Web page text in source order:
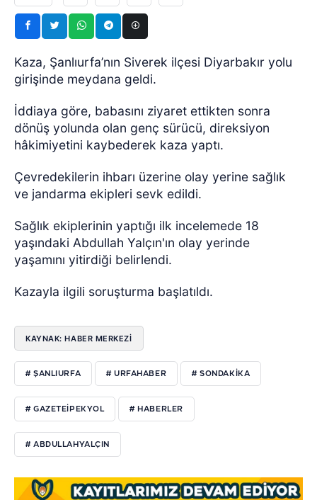
Kaza, Şanlıurfa’nın Siverek ilçesi Diyarbakır yolu
girişinde meydana geldi.
İddiaya göre, babasını ziyaret ettikten sonra
dönüş yolunda olan genç sürücü, direksiyon
hâkimiyetini kaybederek kaza yaptı.
Çevredekilerin ihbarı üzerine olay yerine sağlık
ve jandarma ekipleri sevk edildi.
Sağlık ekiplerinin yaptığı ilk incelemede 18
yaşındaki Abdullah Yalçın'ın olay yerinde
yaşamını yitirdiği belirlendi.
Kazayla ilgili soruşturma başlatıldı.
KAYNAK: HABER MERKEZI
# ŞANLIURFA # URFAHABER # SONDAKIKA
# GAZETEIPEKYOL # HABERLER
# ABDULLAHYALÇIN